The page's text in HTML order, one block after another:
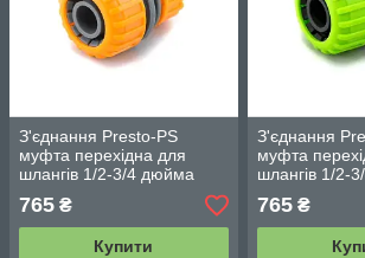
З'єднання Presto-PS
муфта перехідна для
шлангів 1/2-3/4 дюйма
(5708)
765 ₴
Купити
З'єднання
муфта
шлангів 1/2-
(5708G)
765₴